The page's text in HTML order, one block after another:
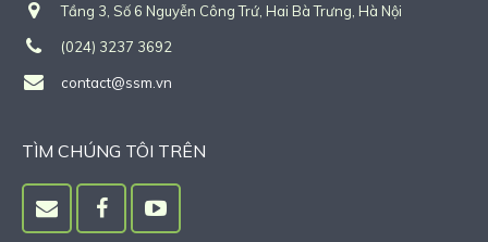
Tầng 3, Số 6 Nguyễn Công Trứ, Hai Bà Trưng, Hà Nội
(024) 3237 3692
contact@ssm.vn
TÌM CHÚNG TÔI TRÊN